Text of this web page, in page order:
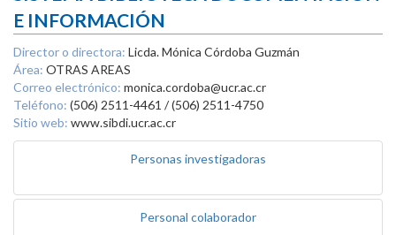
E INFORMACIÓN
Director o directora: Licda. Mónica Córdoba Guzmán
Área: OTRAS AREAS
Correo electrónico: monica.cordoba@ucr.ac.cr
Teléfono: (506) 2511-4461 / (506) 2511-4750
Sitio web: www.sibdi.ucr.ac.cr
Personas investigadoras
Personal colaborador